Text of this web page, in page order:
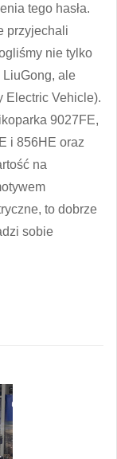
tego hasła.
przyjechali
nie tylko
ale
Electric Vehicle).
9027FE,
i 856HE oraz
na
to dobrze
sobie